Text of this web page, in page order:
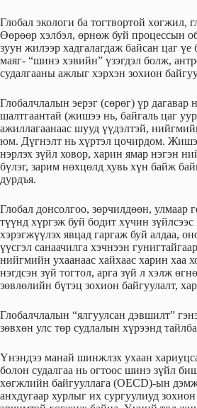
Глобал экологи ба тогтвортой хөгжил,
Өөрөөр хэлбэл, өрнөж буй процессын
зуун жилээр хадгалагдаж байсан цаг
маяг- “шинэ хэвийн” үзэгдэл болж,
судалгааны ажлыг хэрхэн зохион
Глобалчлалын эерэг (сөрөг) үр
шалтгаантай (жишээ нь, байгаль цаг
ажиллагаанаас шууд үүдэлтэй,
юм. Дүгнэлт нь хүртэл цочирдом.
нэрлэх зүйл ховор, харин ямар нэгэн
бүлэг, зарим нөхцөлд хувь хүн байж
дурдъя.
Глобал донсолгоо, зөрчилдөөн,
түүнд хүргэж буй бодит хүчин
хэрэгжүүлэх явцад гаргаж буй алдаа,
үүсгэл санаачилга хэчнээн
нийгмийн ухаанаас хайхаас харин хаа
нэгдсэн зүй тогтол, арга зүй л хэлж
зөвлөлийн бүтэц зохион байгуулалт,
Глобалчлалын “ялгуулсан дэвшилт”
зөвхөн улс төр судлалын хүрээнд
Үнэндээ манай шинжлэх ухаан
болон судалгаа нь огтоос шинэ зүйл
хөгжлийн байгууллага (OECD)-ын
анхдугаар хурлыг их сургуулиуд